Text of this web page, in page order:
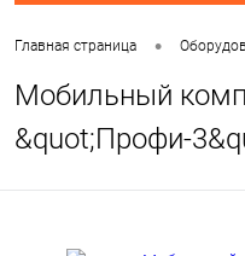
Главная страница •
Мобильный
&quot;Профи-